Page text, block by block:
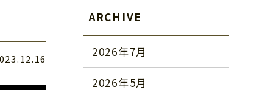
ARCHIVE
2026年7月
2026年5月